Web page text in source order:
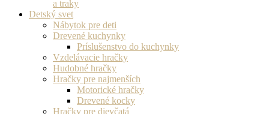
a traky
Detský svet
Nábytok pre deti
Drevené kuchynky
Príslušenstvo do kuchynky
Vzdelávacie hračky
Hudobné hračky
Hračky pre najmenších
Motorické hračky
Drevené kocky
Hračky pre dievčatá